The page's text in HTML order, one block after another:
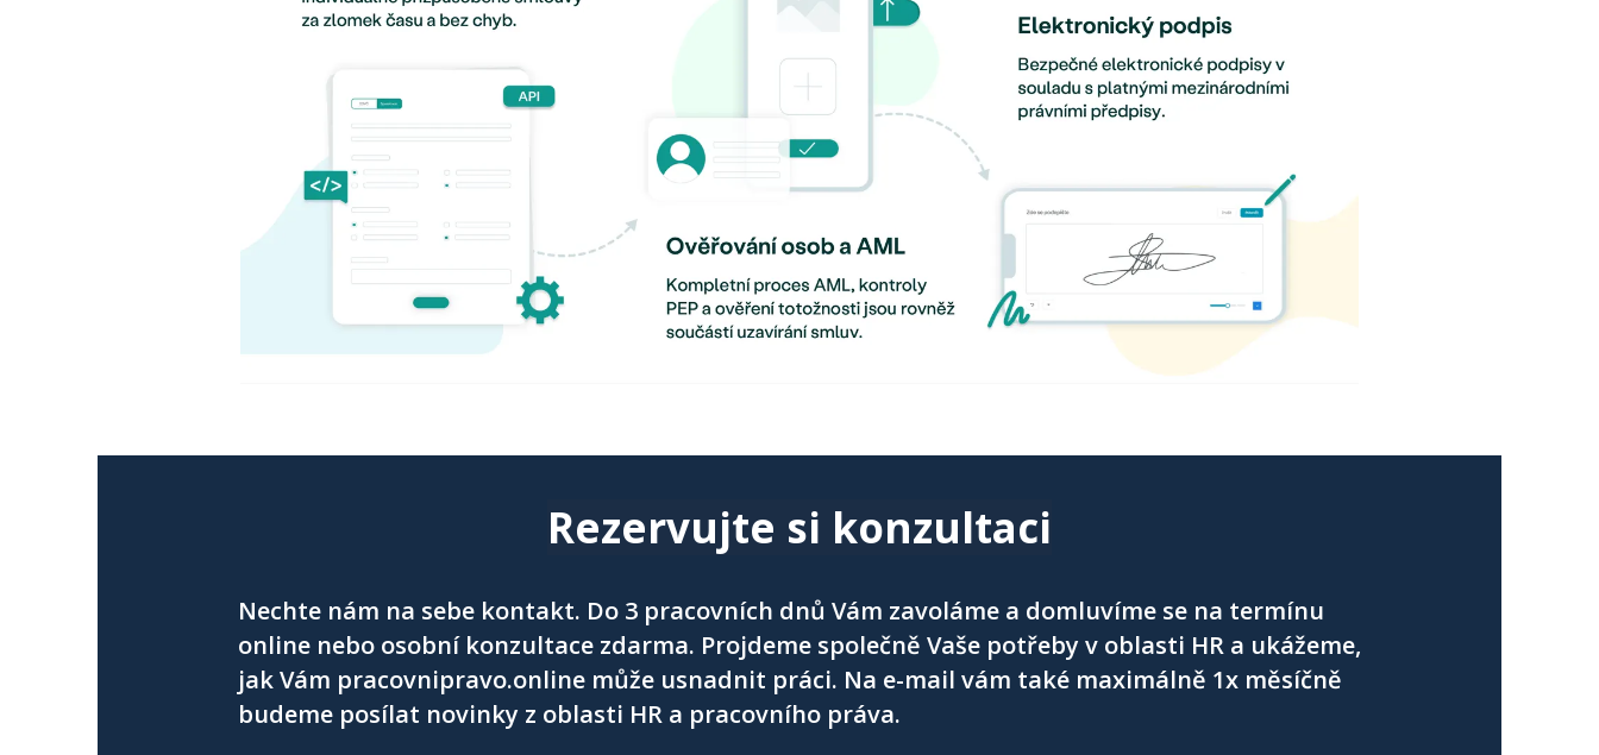
Rezervujte si konzultaci
Nechte nám na sebe kontakt. Do 3 pracovních dnů Vám zavoláme a domluvíme se na termínu
online nebo osobní konzultace zdarma. Projdeme společně Vaše potřeby v oblasti HR a ukážeme,
jak Vám pracovnipravo.online může usnadnit práci. Na e-mail vám také maximálně 1x měsíčně
budeme posílat novinky z oblasti HR a pracovního práva.